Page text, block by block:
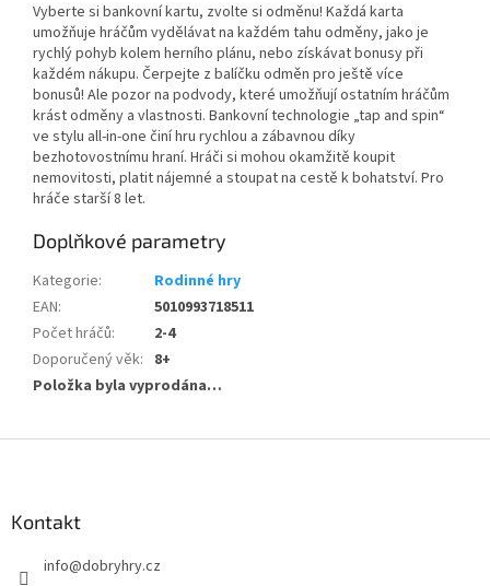
Vyberte si bankovní kartu, zvolte si odměnu! Každá karta
umožňuje hráčům vydělávat na každém tahu odměny, jako je
rychlý pohyb kolem herního plánu, nebo získávat bonusy při
každém nákupu. Čerpejte z balíčku odměn pro ještě více
bonusů! Ale pozor na podvody, které umožňují ostatním hráčům
krást odměny a vlastnosti. Bankovní technologie „tap and spin“
ve stylu all-in-one činí hru rychlou a zábavnou díky
bezhotovostnímu hraní. Hráči si mohou okamžitě koupit
nemovitosti, platit nájemné a stoupat na cestě k bohatství. Pro
hráče starší 8 let.
Doplňkové parametry
Kategorie:
Rodinné hry
EAN:
5010993718511
Počet hráčů:
2-4
Doporučený věk: 8+
Položka byla vyprodána…
Kontakt
info@dobryhry.cz